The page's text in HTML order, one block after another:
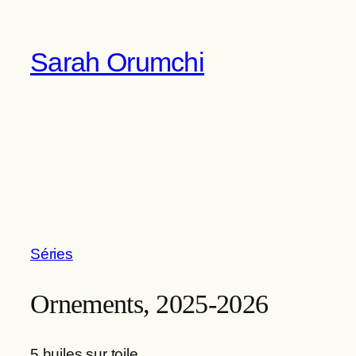
contenu
Sarah Orumchi
Séries
Ornements, 2025-2026